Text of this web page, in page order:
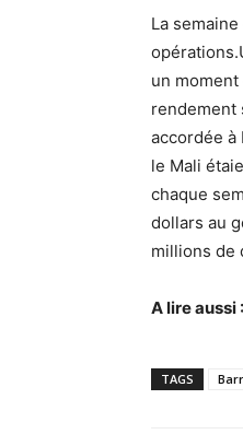
La
un
rendement
accordée à
le Mali
chaque
dollars au
millions de
A lire aussi :
TAGS